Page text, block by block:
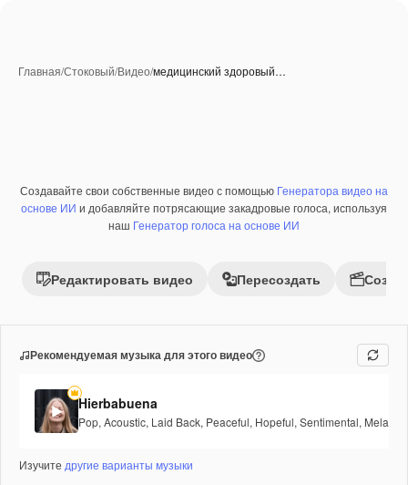
Главная/Стоковый/Видео/медицинский здоровый…
Премиум
Создавайте свои собственные видео с помощью Генератора видео на
основе ИИ и добавляйте потрясающие закадровые голоса, используя
наш Генератор голоса на основе ИИ
Редактировать видео Пересоздать
Рекомендуемая музыка для этого видео
Hierbabuena
Pop, Acoustic, Laid Back, Peaceful, Hopeful, Sentimental,
Изучите другие варианты музыки